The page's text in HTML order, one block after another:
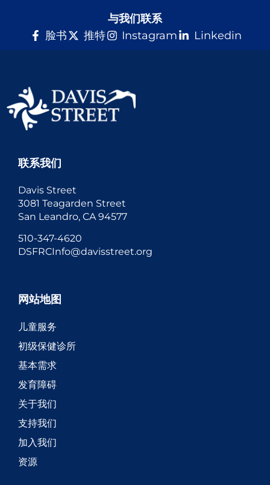
与我们联系
脸书
推特 Instagram Linkedin
联系我们
Davis Street
3081 Teagarden Street
San Leandro, CA 94577
510-347-4620
DSFRCInfo@davisstreet.org
网站地图
儿童服务
初级保健诊所
基本需求
发育障碍
关于我们
支持我们
加入我们
资源